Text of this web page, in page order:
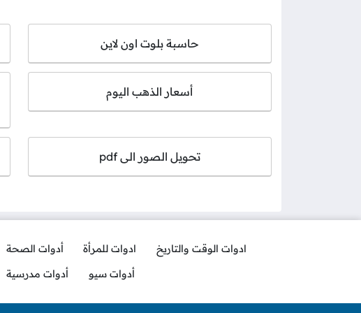
حاسبة بلوت اون لاين
أسعار الذهب اليوم
تحويل الصور الى pdf
ادوات الوقت والتاريخ ادوات للمرأة أدوات الصحة
أدوات سيو
أدوات مدرسية